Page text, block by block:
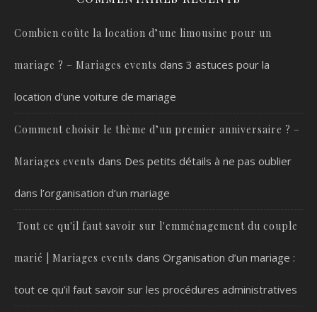
Combien coûte la location d’une limousine pour un
mariage ? – Mariages events dans 3 astuces pour la
location d’une voiture de mariage
Comment choisir le thème d’un premier anniversaire ? –
Mariages events dans Des petits détails à ne pas oublier
dans l’organisation d’un mariage
Tout ce qu'il faut savoir sur l'emménagement du couple
marié | Mariages events dans Organisation d’un mariage :
tout ce qu’il faut savoir sur les procédures administratives